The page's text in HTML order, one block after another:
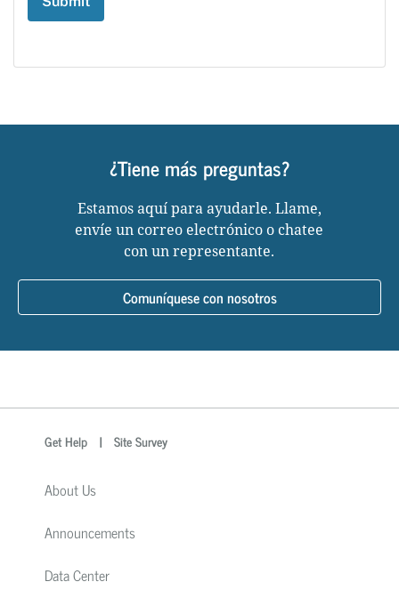
¿Tiene más preguntas?
Estamos aquí para ayudarle. Llame,
envíe un correo electrónico o chatee
con un representante.
Comuníquese con nosotros